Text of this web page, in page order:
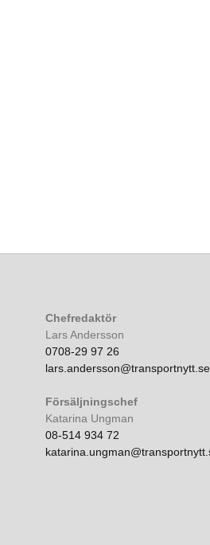
Chefredaktör
Lars Andersson
0708-29 97 26
lars.andersson@transportnytt.se
Försäljningschef
Katarina Ungman
08-514 934 72